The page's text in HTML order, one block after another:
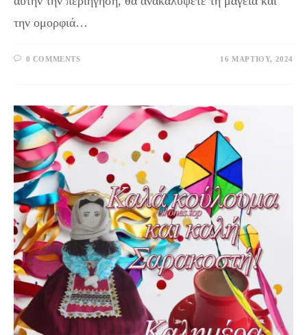
την ομορφιά…
0 COMMENTS 16 ΜΑΡΤΊΟΥ, 2024